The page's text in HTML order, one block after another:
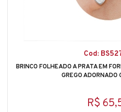
Cod:
BRINCO FOLHEADO A PRATA EM
GREGO ADORNADO
R$